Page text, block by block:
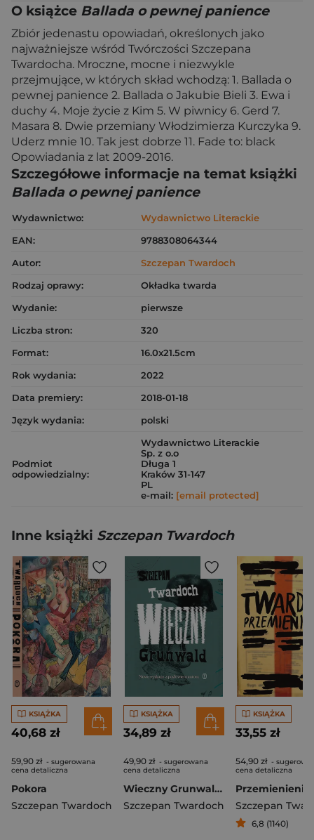
O książce Ballada o pewnej panience
Zbiór jedenastu opowiadań, określonych jako
najważniejsze wśród Twórczości Szczepana
Twardocha. Mroczne, mocne i niezwykle
przejmujące, w których skład wchodzą: 1. Ballada o
pewnej panience 2. Ballada o Jakubie Bieli 3. Ewa i
duchy 4. Moje życie z Kim 5. W piwnicy 6. Gerd 7.
Masara 8. Dwie przemiany Włodzimierza Kurczyka 9.
Uderz mnie 10. Tak jest dobrze 11. Fade to: black
Opowiadania z lat 2009-2016.
Szczegółowe informacje na temat książki
Ballada o pewnej panience
Wydawnictwo:
Wydawnictwo Literackie
EAN:
9788308064344
Autor:
Szczepan Twardoch
Rodzaj oprawy:
Okładka twarda
Wydanie:
pierwsze
Liczba stron:
320
Format:
16.0x21.5cm
Rok wydania:
2022
Data premiery:
2018-01-18
Język wydania:
polski
Podmiot
odpowiedzialny:
Wydawnictwo Literackie
Sp. z o.o
Długa 1
Kraków 31-147
PL
e-mail: [email protected]
Inne książki Szczepan Twardoch
KSIĄŻKA
40,68 zł
59,90 zł - sugerowana
cena detaliczna
Pokora
Szczepan Twardoch
KSIĄŻKA
34,89 zł
49,90 zł - sugerowana
cena detaliczna
Wieczny Grunwald wyd. 3
Szczepan Twardoch
KSIĄŻKA
33,55 zł
54,90 zł -
cena detaliczna
Przemienienie
Szczepan
6,8 (1140)